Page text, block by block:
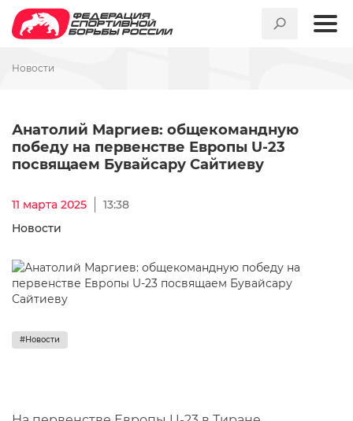
Новости
Анатолий Маргиев: общекомандную
победу на первенстве Европы U-23
посвящаем Бувайсару Сайтиеву
11 марта 2025
13:38
Новости
#Новости